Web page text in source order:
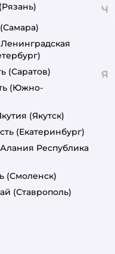
(Рязань)
(Самара)
(Саратов)
(Южно-
(Якутск)
(Екатеринбург)
Республика
(Смоленск)
(Ставрополь)
Ч
Я